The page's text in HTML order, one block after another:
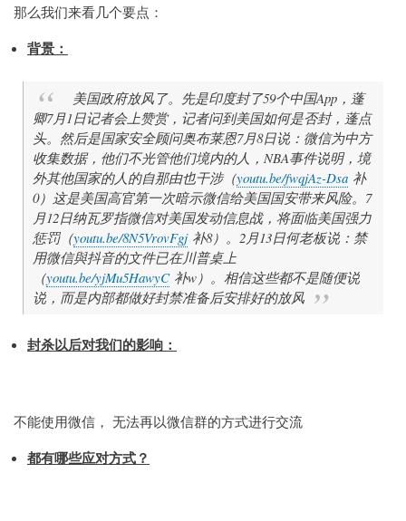
那么我们来看几个要点：
背景：
美国政府放风了。先是印度封了59个中国App，蓬
卿7月1日记者会上赞赏，记者问到美国如何是否封，蓬点
头。然后是国家安全顾问奥布莱恩7月8日说：微信为中方
收集数据，他们不光管他们境内的人，NBA事件说明，境
外其他国家的人的自那由也干涉（youtu.be/fwqjAz-Dsa 补
0）这是美国高官第一次暗示微信给美国国安带来风险。7
月12日纳瓦罗指微信对美国发动信息战，将面临美国强力
惩罚（youtu.be/8N5VrovFgj补8）。2月13日何老板说：禁
用微信與抖音的文件已在川普桌上
（youtu.be/yjMu5HawyC补w）。相信这些都不是随便说
说，而是内部都做好封禁准备后安排好的放风
封杀以后对我们的影响：
不能使用微信， 无法再以微信群的方式进行交流
都有哪些应对方式？